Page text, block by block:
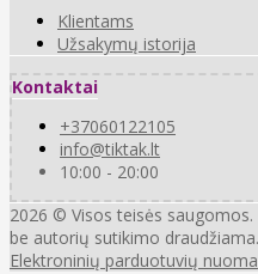
Klientams
Užsakymų istorija
Kontaktai
+37060122105
info@tiktak.lt
10:00 - 20:00
2026 © Visos teisės
be autorių sutikimo draudžiama.
Elektroninių parduotuvių nuoma